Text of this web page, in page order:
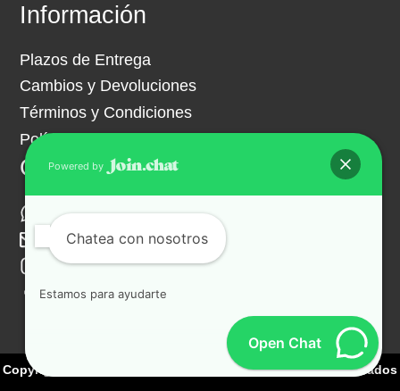
Información
Plazos de Entrega
Cambios y Devoluciones
Términos y Condiciones
Política de Privacidad
Contacto
+54 261 341 9703
ventas@hipermuebles.com.ar
Instagram
Facebook
Copyright 2021 | Hiper Muebles | Todos los derechos reservados
Powered by
Chatea con nosotros
Estamos para ayudarte
Open Chat